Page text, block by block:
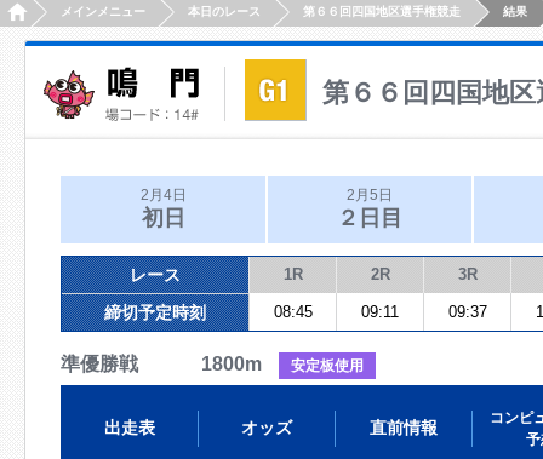
HOMEメインメニュー 本日のレース 第６６回四国地区選手権競走 結果
第６６回四国地
2月4日
初日
2月5日
２日目
レース 1R 2R 3R
締切予定時刻 08:45 09:11 09:37
準優勝戦 1800m 安定板使用
出走表 オッズ 直前情報
コンピ
予